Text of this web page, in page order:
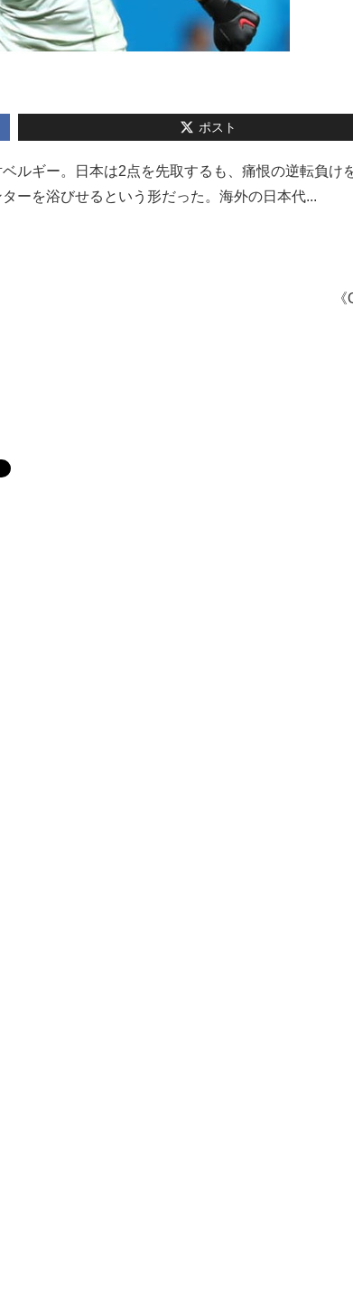
ポスト
ルギー。日本は2点を先取するも、痛恨の逆転負け
ーを浴びせるという形だった。海外の日本代...